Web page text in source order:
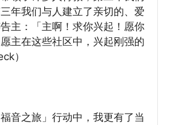
年我们与人建立了亲切的、爱
主：「主啊！求你兴起！愿你
主在这些社区中，兴起刚强的
）
之旅」行动中，我更有了当